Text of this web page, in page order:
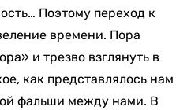
Поэтому переход к
времени. Пора
и трезво взглянуть в
как представлялось нам
фальши между нами. В